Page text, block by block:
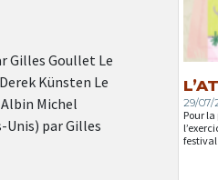
Gilles Goullet Le
Künsten Le
Michel
Unis) par Gilles
29/07/
Pour la